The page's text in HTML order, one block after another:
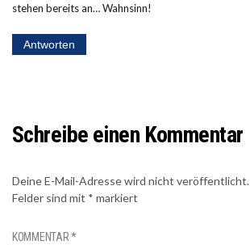
stehen bereits an… Wahnsinn!
Antworten
Schreibe einen Kommentar
Deine E-Mail-Adresse wird nicht veröffentlicht.
Felder sind mit * markiert
KOMMENTAR*